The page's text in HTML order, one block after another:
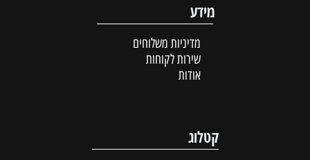
מידע
מדיניות משלוחים
שירות לקוחות
אודות
קטלוג